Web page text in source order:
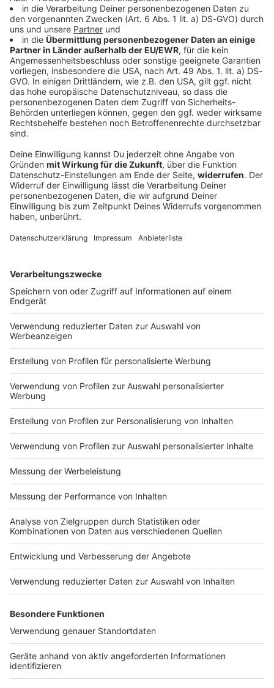
Bayern
FC Augsburg siegt beim Familientag gegen
Italien-Club
Im Duell mit Sassuolo Calcio holt der Fußball-
Bundesligist einen 0:2-Rückstand auf und tankt
Saison.
DEINE GEMERKTEN ARTIKEL
Du hast dir noch keine Artikel gemerkt
Markiere sie hierfür mit einem
Impressum
Nutzungsbedingungen
Jobs
Presse
Werben
Archiv
ANTENNE BAYERN GROUP
Stiftung ANTENNE BAYERN
hilft
Kontakt
Studio-Hotline
Verkehrs-Hotline
Newsletter